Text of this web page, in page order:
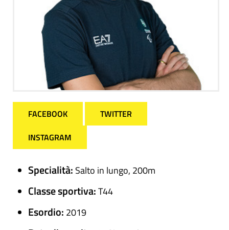
FACEBOOK
TWITTER
INSTAGRAM
Specialità: Salto in lungo, 200m
Classe sportiva:T44
Esordio: 2019